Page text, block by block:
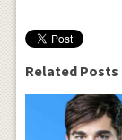
Related Posts